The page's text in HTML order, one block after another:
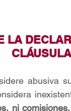
LA
abusiva
ni